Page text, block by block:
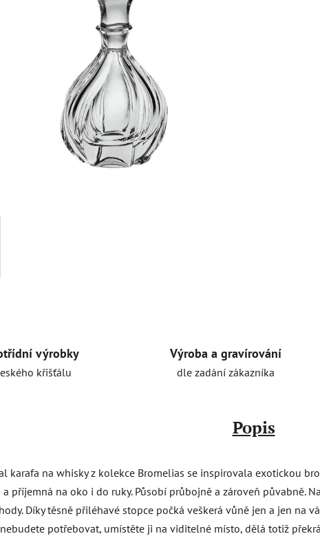
výrobky
křišťálu
Výroba a gravírování
dle zadání zákazníka
Popis
karafa na whisky z kolekce Bromelias se inspirovala exotickou
příjemná na oko i do ruky. Působí průbojně a zároveň
Díky těsně přiléhavé stopce počká veškerá vůně jen a jen na
potřebovat, umístěte ji na viditelné místo, dělá totiž